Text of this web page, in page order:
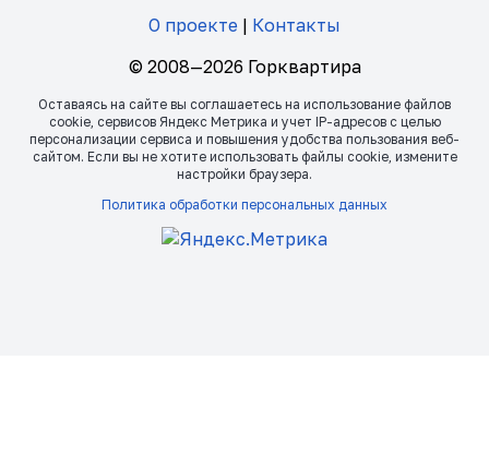
О проекте | Контакты
© 2008—2026 Горквартира
Оставаясь на сайте вы соглашаетесь на использование файлов
сookie, сервисов Яндекс Метрика и учет IP-адресов с целью
персонализации сервиса и повышения удобства пользования веб-
сайтом. Если вы не хотите использовать файлы сookie, измените
настройки браузера.
Политика обработки персональных данных